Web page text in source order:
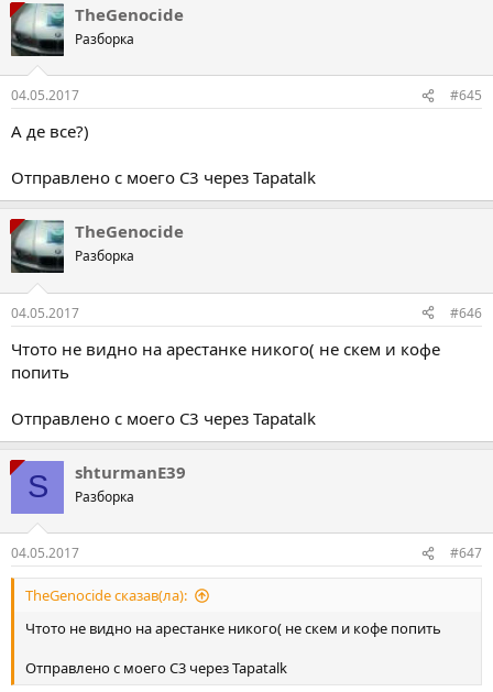
TheGenocide
Разборка
04.05.2017 #645
А де все?)
Отправлено с моего C3 через Tapatalk
TheGenocide
Разборка
04.05.2017 #646
Чтото не видно на арестанке никого( не скем и кофе
попить
Отправлено с моего C3 через Tapatalk
S shturmanE39
Разборка
04.05.2017 #647
TheGenocide сказав(ла):
Чтото не видно на арестанке никого( не скем и кофе попить
Отправлено с моего C3 через Tapatalk